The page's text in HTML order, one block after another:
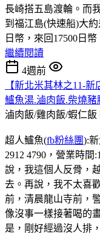
長崎搭五島渡輪。而
到福江島(快速船)大
日幣，來回17500日幣
繼續閱讀
4週前
【新北米其林之11-
鱸魚湯.滷肉飯.柴燒豬
滷肉飯/雞肉飯/蝦仁飯
超人鱸魚(fb粉絲團):
2912 4790，營業時間
說，我這個人反骨，
去。再說，我不太喜
前，清晨龍山寺前，
像沒事一樣接著喝的
是，剛好經過沒人排